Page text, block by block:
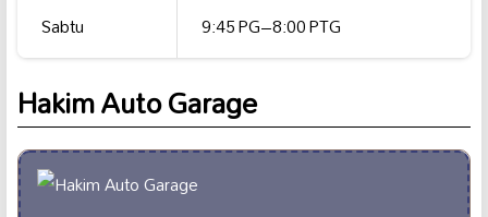
Sabtu
9:45 PG–8:00 PTG
Hakim Auto Garage